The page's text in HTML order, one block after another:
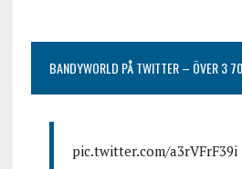
BANDYWORLD PÅ TWITTER – ÖVER 3
pic.twitter.com/a3rVFrF39i